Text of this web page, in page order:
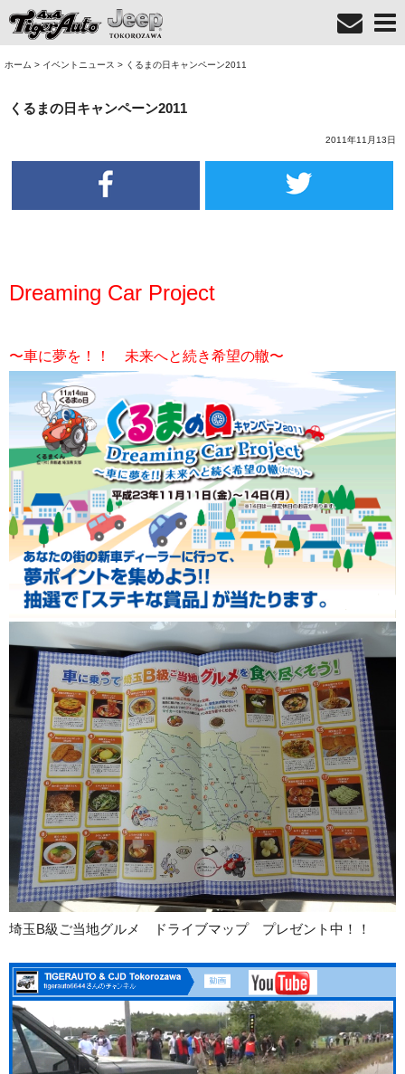
ホーム > イベントニュース > くるまの日キャンペーン2011
くるまの日キャンペーン2011
2011年11月13日
Dreaming Car Project
〜車に夢を！！ 未来へと続き希望の轍〜
埼玉B級ご当地グルメ ドライブマップ プレゼント中！！